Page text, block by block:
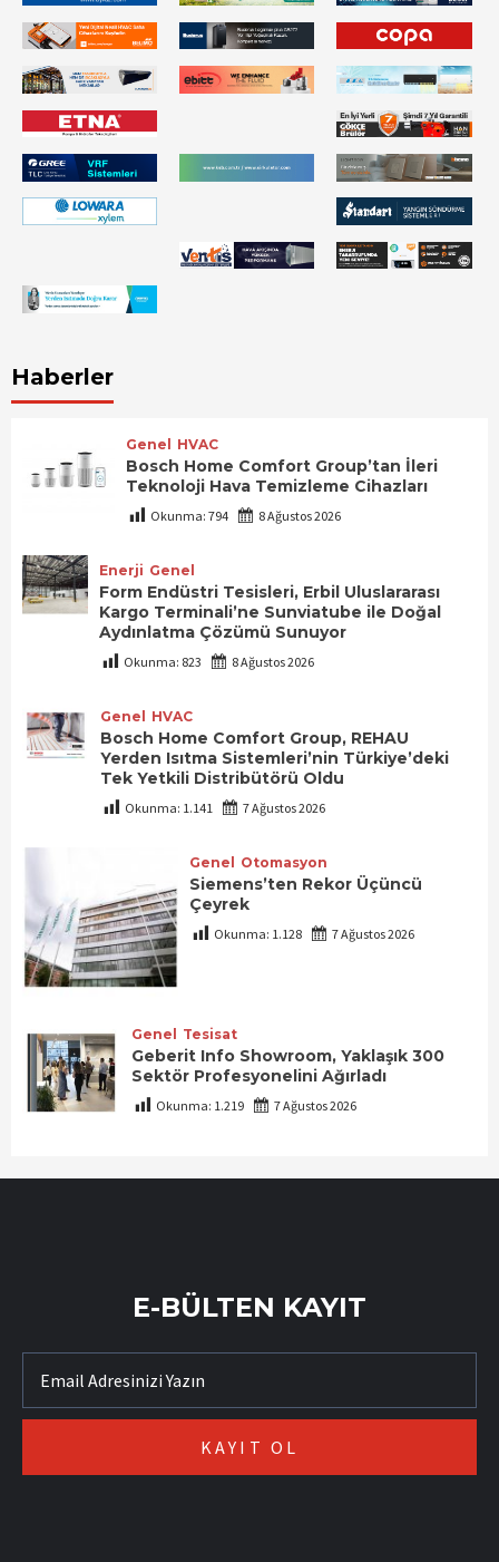
Haberler
Genel HVAC
Bosch Home Comfort Group’tan İleri
Teknoloji Hava Temizleme Cihazları
Okunma: 794 8 Ağustos 2026
Enerji Genel
Form Endüstri Tesisleri, Erbil Uluslararası
Kargo Terminali’ne Sunviatube ile Doğal
Aydınlatma Çözümü Sunuyor
Okunma: 823 8 Ağustos 2026
Genel HVAC
Bosch Home Comfort Group, REHAU
Yerden Isıtma Sistemleri’nin Türkiye’deki
Tek Yetkili Distribütörü Oldu
Okunma: 1.141 7 Ağustos 2026
Genel Otomasyon
Siemens’ten Rekor Üçüncü
Çeyrek
Okunma: 1.128 7 Ağustos 2026
Genel Tesisat
Geberit Info Showroom, Yaklaşık 300
Sektör Profesyonelini Ağırladı
Okunma: 1.219 7 Ağustos 2026
E-BÜLTEN KAYIT